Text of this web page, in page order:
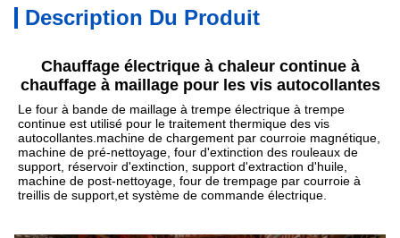
Description Du Produit
Chauffage électrique à chaleur continue à
chauffage à maillage pour les vis autocollantes
Le four à bande de maillage à trempe électrique à trempe
continue est utilisé pour le traitement thermique des vis
autocollantes. machine de chargement par courroie magnétique,
machine de pré-nettoyage, four d'extinction des rouleaux de
support, réservoir d'extinction, support d'extraction d'huile,
machine de post-nettoyage, four de trempage par courroie à
treillis de support,et système de commande électrique.